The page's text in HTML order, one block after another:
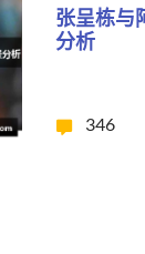
张呈栋与
分析
346